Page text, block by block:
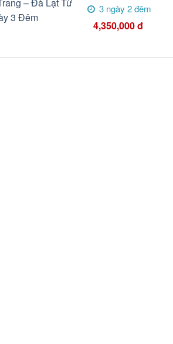
3 ngày 2 đêm
4,350,000đ